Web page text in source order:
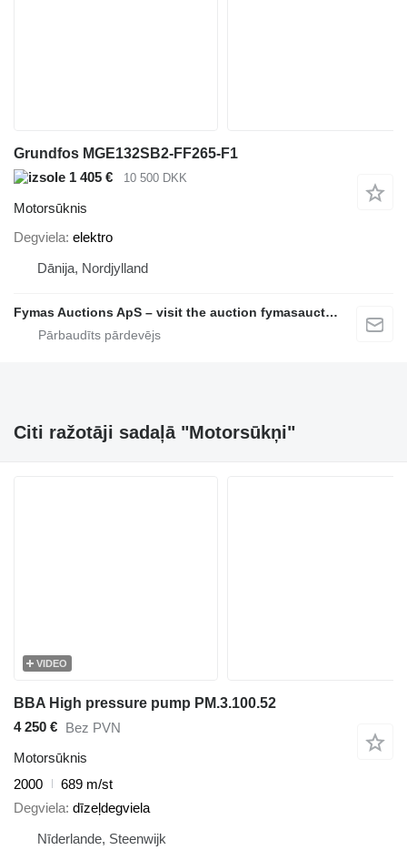
Grundfos MGE132SB2-FF265-F1
1 405 €
10 500 DKK
Motorsūknis
Degviela elektro
Dānija, Nordjylland
Fymas Auctions ApS – visit the auction fymasauctions.dk
Citi ražotāji sadaļā "Motorsūkņi"
VIDEO
BBA High pressure pump PM.3.100.52
4 250 € Bez PVN
Motorsūknis
2000
689 m/st
Degviela dīzeļdegviela
Nīderlande, Steenwijk